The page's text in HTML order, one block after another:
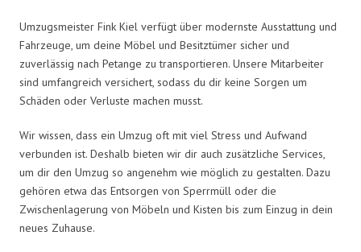
Umzugsmeister Fink Kiel verfügt über modernste Ausstattung und
Fahrzeuge, um deine Möbel und Besitztümer sicher und
zuverlässig nach Petange zu transportieren. Unsere Mitarbeiter
sind umfangreich versichert, sodass du dir keine Sorgen um
Schäden oder Verluste machen musst.
Wir wissen, dass ein Umzug oft mit viel Stress und Aufwand
verbunden ist. Deshalb bieten wir dir auch zusätzliche Services,
um dir den Umzug so angenehm wie möglich zu gestalten. Dazu
gehören etwa das Entsorgen von Sperrmüll oder die
Zwischenlagerung von Möbeln und Kisten bis zum Einzug in dein
neues Zuhause.